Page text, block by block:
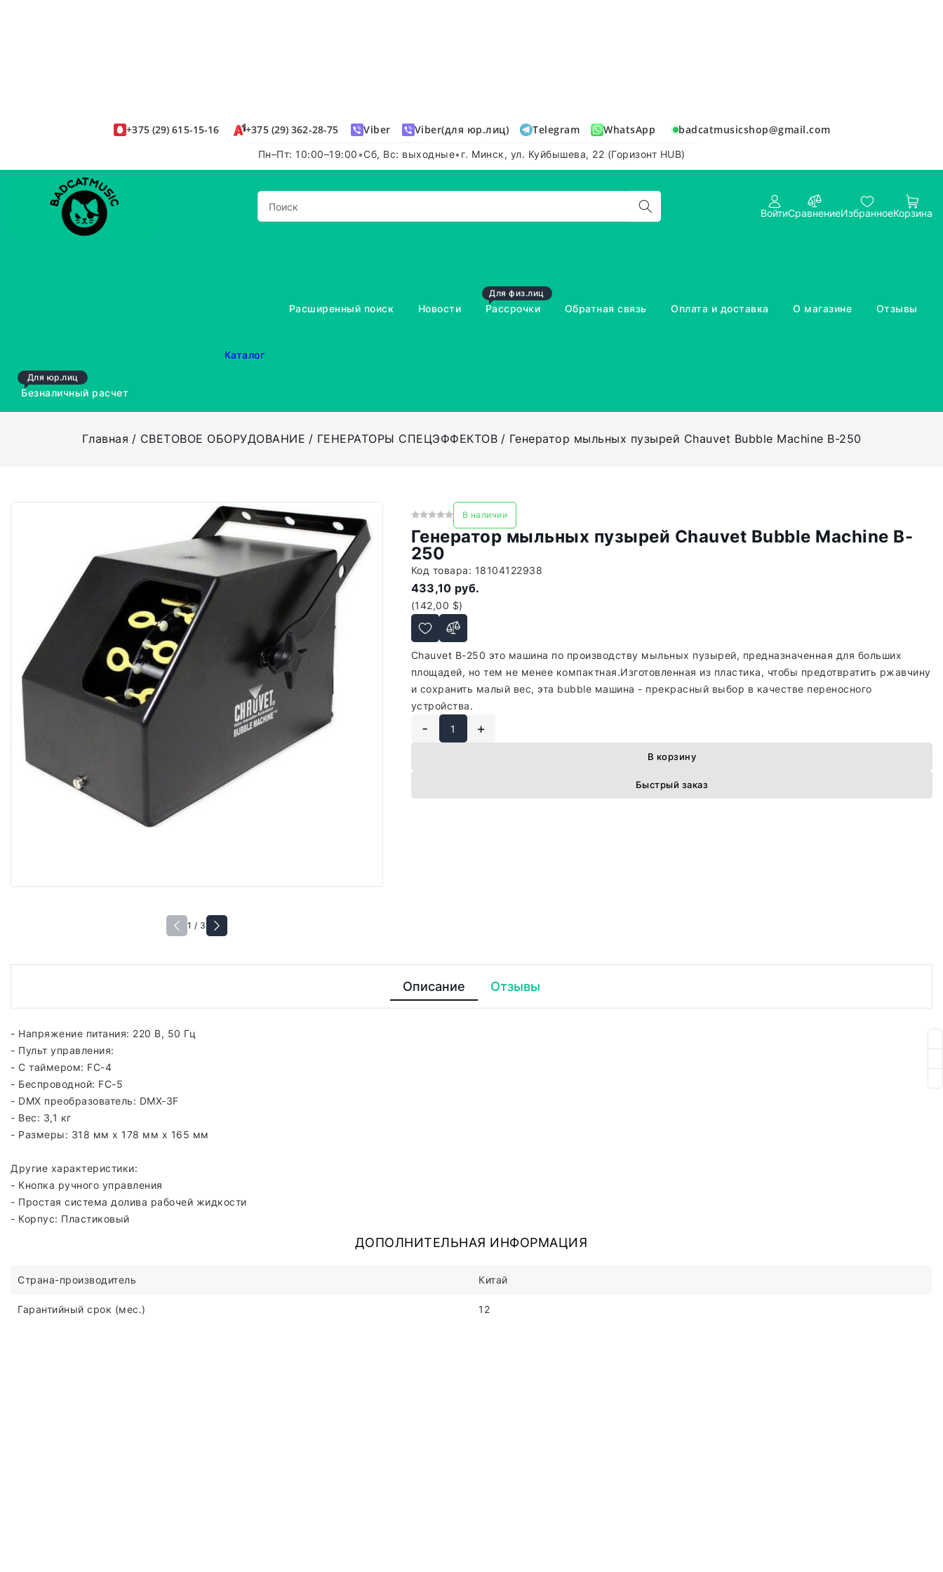
+375 (29) 615-15-16 +375 (29) 362-28-75 Viber Viber(для юр.лиц) Telegram WhatsApp badcatmusicshop@gmail.com
Пн–Пт: 10:00–19:00•Сб, Вс: выходные• г. Минск, ул. Куйбышева, 22 (Горизонт HUB)
ВойтиСравнениеИзбранноеКорзина
Каталог
Расширенный поиск Новости
Для физ.лиц
Рассрочки Обратная связь Оплата и доставка О магазине Отзывы
Для юр.лиц
Безналичный расчет
Главная СВЕТОВОЕ ОБОРУДОВАНИЕ ГЕНЕРАТОРЫ СПЕЦЭФФЕКТОВ Генератор мыльных пузырей Сhauvet Bubble Machine B-250
1 / 3
В наличии
Генератор мыльных пузырей Сhauvet Bubble Machine B-
250
Код товара: 18104122938
433,10 руб.
(142,00 $)
Сhauvet B-250 это машина по производству мыльных пузырей, предназначенная для больших
площадей, но тем не менее компактная.Изготовленная из пластика, чтобы предотвратить ржавчину
и сохранить малый вес, эта bubble машина - прекрасный выбор в качестве переносного
устройства.
- +
В корзину
Быстрый заказ
Описание Отзывы
- Напряжение питания: 220 B, 50 Гц
- Пульт управления:
- C таймером: FC-4
- Беспроводной: FC-5
- DMX преобразователь: DMX-3F
- Вес: 3,1 кг
- Размеры: 318 мм x 178 мм x 165 мм
Другие характеристики:
- Кнопка ручного управления
- Простая система долива рабочей жидкости
- Корпус: Пластиковый
ДОПОЛНИТЕЛЬНАЯ ИНФОРМАЦИЯ
Страна-производитель Китай
Гарантийный срок (мес.) 12